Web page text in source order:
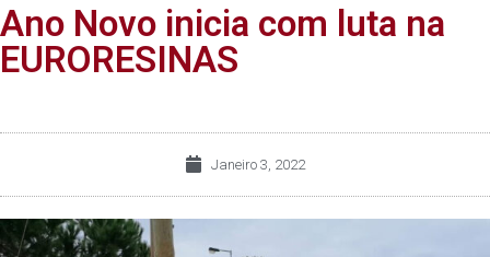
Ano Novo inicia com luta na
EURORESINAS
Janeiro 3, 2022